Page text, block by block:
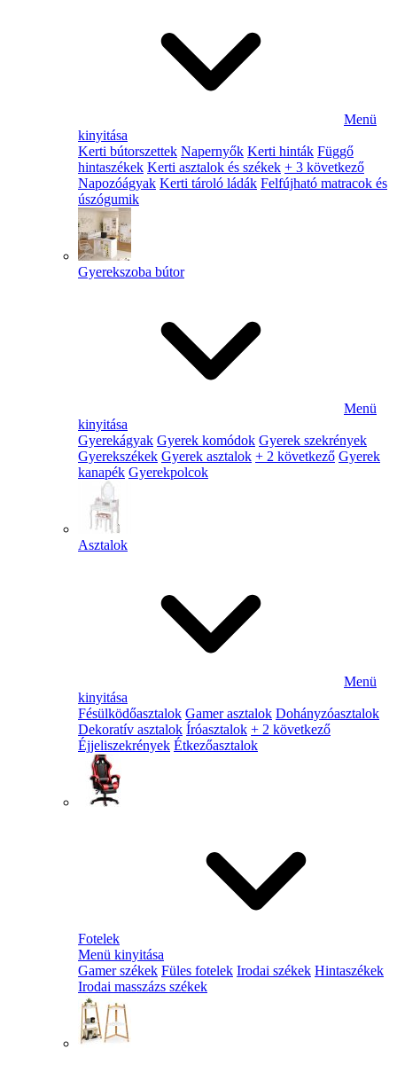
Menü
kinyitása
Kerti bútorszettek Napernyők Kerti hinták Függő
hintaszékek Kerti asztalok és székek + 3 következő
Napozóágyak Kerti tároló ládák Felfújható matracok és
úszógumik
Gyerekszoba bútor
Menü
kinyitása
Gyerekágyak Gyerek komódok Gyerek szekrények
Gyerekszékek Gyerek asztalok + 2 következő Gyerek
kanapék Gyerekpolcok
Asztalok
Menü
kinyitása
Fésülködőasztalok Gamer asztalok Dohányzóasztalok
Dekoratív asztalok Íróasztalok + 2 következő
Éjjeliszekrények Étkezőasztalok
Fotelek
Menü kinyitása
Gamer székek Füles fotelek Irodai székek Hintaszékek
Irodai masszázs székek